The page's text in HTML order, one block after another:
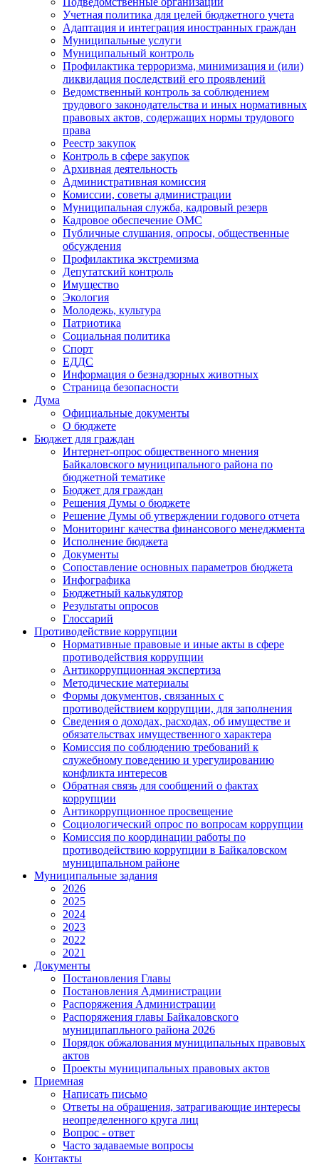
Учетная политика для целей бюджетного учета
Адаптация и интеграция иностранных граждан
Муниципальные услуги
Муниципальный контроль
Профилактика терроризма, минимизация и (или)
ликвидация последствий его проявлений
Ведомственный контроль за соблюдением
трудового законодательства и иных нормативных
правовых актов, содержащих нормы трудового
права
Реестр закупок
Контроль в сфере закупок
Архивная деятельность
Административная комиссия
Комиссии, советы администрации
Муниципальная служба, кадровый резерв
Кадровое обеспечение ОМС
Публичные слушания, опросы, общественные
обсуждения
Профилактика экстремизма
Депутатский контроль
Имущество
Экология
Молодежь, культура
Патриотика
Социальная политика
Спорт
ЕДДС
Информация о безнадзорных животных
Страница безопасности
Дума
Официальные документы
О бюджете
Бюджет для граждан
Интернет-опрос общественного мнения
Байкаловского муниципального района по
бюджетной тематике
Бюджет для граждан
Решения Думы о бюджете
Решение Думы об утверждении годового отчета
Мониторинг качества финансового менеджмента
Исполнение бюджета
Документы
Сопоставление основных параметров бюджета
Инфографика
Бюджетный калькулятор
Результаты опросов
Глоссарий
Противодействие коррупции
Нормативные правовые и иные акты в сфере
противодействия коррупции
Антикоррупционная экспертиза
Методические материалы
Формы документов, связанных с
противодействием коррупции, для заполнения
Сведения о доходах, расходах, об имуществе и
обязательствах имущественного характера
Комиссия по соблюдению требований к
служебному поведению и урегулированию
конфликта интересов
Обратная связь для сообщений о фактах
коррупции
Антикоррупционное просвещение
Социологический опрос по вопросам коррупции
Комиссия по координации работы по
противодействию коррупции в Байкаловском
муниципальном районе
Муниципальные задания
2026
2025
2024
2023
2022
2021
Документы
Постановления Главы
Постановления Администрации
Распоряжения Администрации
Распоряжения главы Байкаловского
муниципапльного района 2026
Порядок обжалования муниципальных правовых
актов
Проекты муниципальных правовых актов
Приемная
Написать письмо
Ответы на обращения, затрагивающие интересы
неопределенного круга лиц
Вопрос - ответ
Часто задаваемые вопросы
Контакты